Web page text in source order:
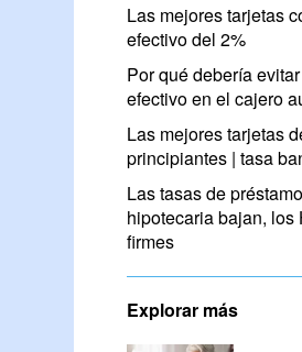
Las mejores tarjetas
efectivo del 2%
Por qué debería
efectivo en el cajero
Las mejores tarjetas
principiantes | tasa
Las tasas de
hipotecaria bajan, los
firmes
Explorar más